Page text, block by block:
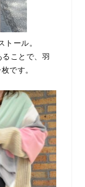
ール。
ことで、羽
です。